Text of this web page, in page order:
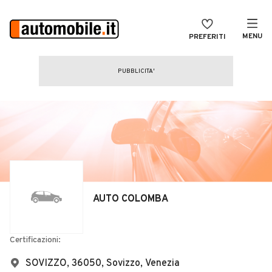
PREFERITI MENU
CERCA
Noleggio a lungo termine
Auto d'epocaAUTO COLOMBA
Certificazioni:
SOVIZZO, 36050, Sovizzo, Venezia